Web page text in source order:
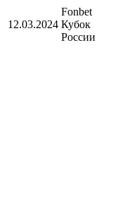
12.03.2024
Fonbet
Кубок
России